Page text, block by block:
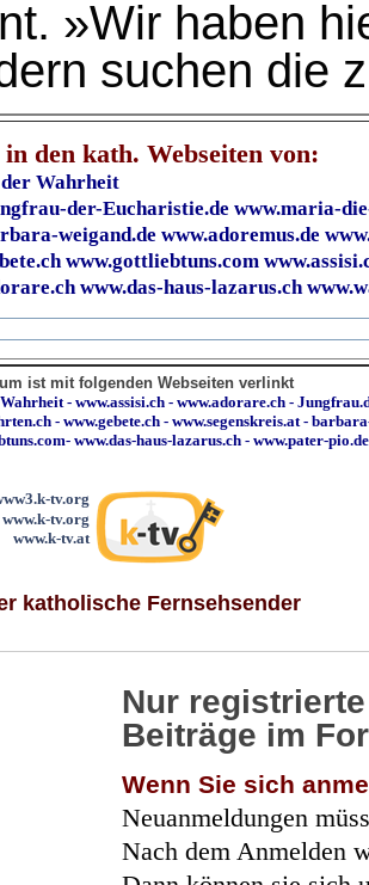
»Wir haben
suchen die
in den kath. Webseiten von:
Wahrheit
der-Eucharistie.de www.maria-
weigand.de www.adoremus.de
www.gottliebtuns.com
www.das-haus-lazarus.ch
ist mit folgenden Webseiten verlinkt
- www.assisi.ch - www.adorare.ch -
- www.gebete.ch - www.segenskreis.at-
- www.das-haus-lazarus.ch - www.pater-pio.de
tv.org
www.k-tv.org
www.k-tv.at
katholische Fernsehsender
Nur
Beiträge im
Wenn Sie sich
Neuanmeldungen
Nach dem Anmelden